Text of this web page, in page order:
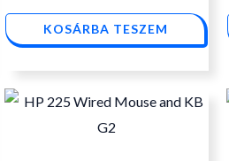
KOSÁRBA TESZEM